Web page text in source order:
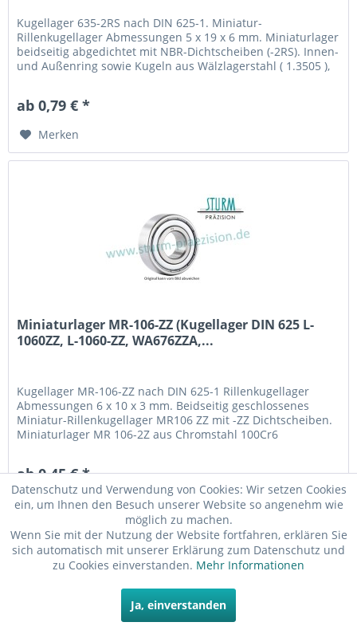
Kugellager 635-2RS nach DIN 625-1. Miniatur-
Rillenkugellager Abmessungen 5 x 19 x 6 mm. Miniaturlager
beidseitig abgedichtet mit NBR-Dichtscheiben (-2RS). Innen-
und Außenring sowie Kugeln aus Wälzlagerstahl ( 1.3505 ),
2RSR, 635 C-2RS, 635 H-2RS, 635-EE, 635-DDU
ab 0,79 € *
Merken
Miniaturlager MR-106-ZZ (Kugellager DIN 625 L-
1060ZZ, L-1060-ZZ, WA676ZZA,...
Kugellager MR-106-ZZ nach DIN 625-1 Rillenkugellager
Abmessungen 6 x 10 x 3 mm. Beidseitig geschlossenes
Miniatur-Rillenkugellager MR106 ZZ mit -ZZ Dichtscheiben.
Miniaturlager MR 106-2Z aus Chromstahl 100Cr6
L-1060-ZZ, WA676ZZA, MR106 2Z
ab 0,45 € *
Merken
Datenschutz und Verwendung von Cookies: Wir setzen Cookies
ein, um Ihnen den Besuch unserer Website so angenehm wie
möglich zu machen.
Wenn Sie mit der Nutzung der Website fortfahren, erklären Sie
sich automatisch mit unserer Erklärung zum Datenschutz und
zu Cookies einverstanden. Mehr Informationen
Ja, einverstanden